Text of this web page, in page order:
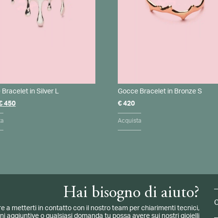
Bracelet in Silver L
450Il
Gocce Bracelet in Bronze S
€420
Acquista
Hai bisogno di aiuto?
a metterti in contatto con il nostro team per chiarimenti tecnici,
aggiuntive o qualsiasi domanda tu possa avere sui nostri gioielli